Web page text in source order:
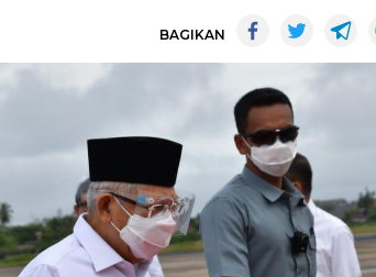
BAGIKAN